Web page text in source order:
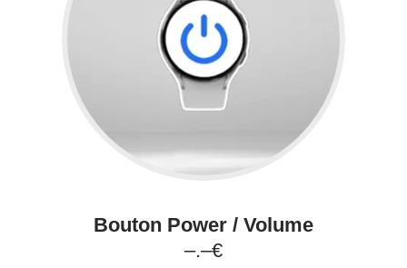
Bouton Power / Volume
–.–€